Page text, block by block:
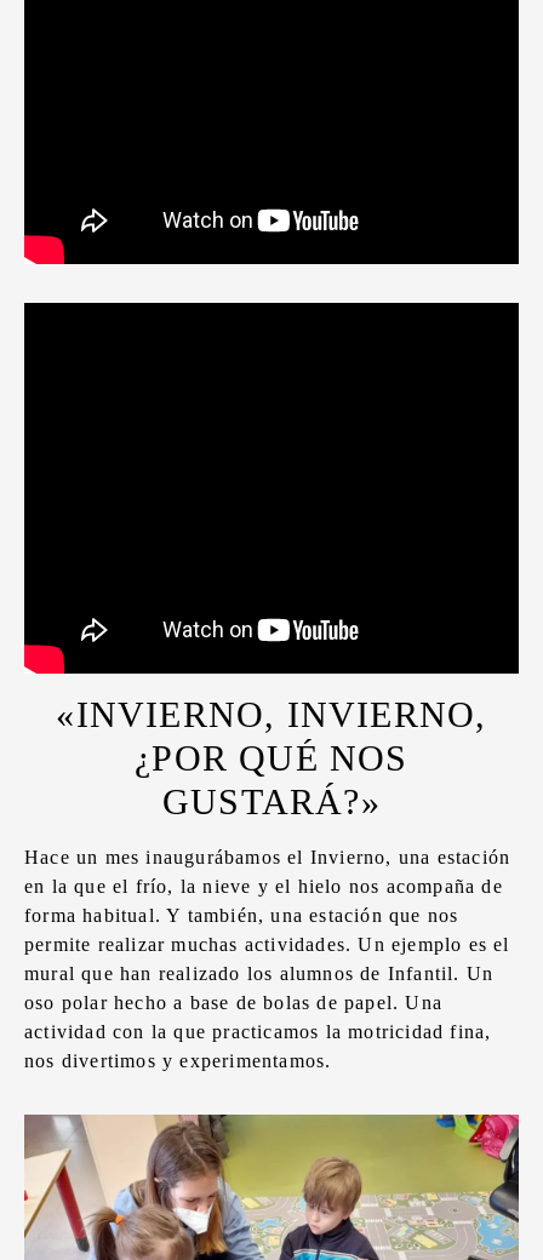
«INVIERNO, INVIERNO,
¿POR QUÉ NOS
GUSTARÁ?»
Hace un mes inaugurábamos el Invierno, una estación
en la que el frío, la nieve y el hielo nos acompaña de
forma habitual. Y también, una estación que nos
permite realizar muchas actividades. Un ejemplo es el
mural que han realizado los alumnos de Infantil. Un
oso polar hecho a base de bolas de papel. Una
actividad con la que practicamos la motricidad fina,
nos divertimos y experimentamos.